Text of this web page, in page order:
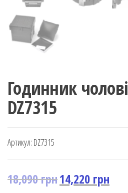
Годинник
DZ7315
Артикул: DZ7315
18,090грн14,220 грн